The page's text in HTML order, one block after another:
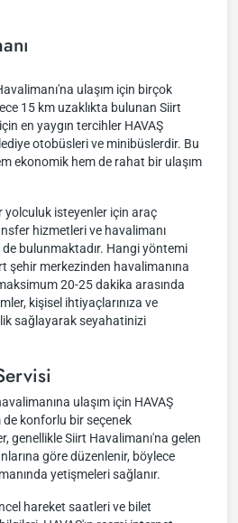
ulaşım için birçok
15 km uzaklıkta bulunan Siirt
en yaygın tercihler HAVAŞ
otobüsleri ve minibüslerdir. Bu
ekonomik hem de rahat bir ulaşım
yolculuk isteyenler için araç
hizmetleri ve havalimanı
bulunmaktadır. Hangi yöntemi
şehir merkezinden havalimanına
20-25 dakika arasında
kişisel ihtiyaçlarınıza ve
sağlayarak seyahatinizi
ulaşım için HAVAŞ
de konforlu bir seçenek
genellikle Siirt Havalimanı'na gelen
göre düzenlenir, böylece
yetişmeleri sağlanır.
hareket saatleri ve bilet